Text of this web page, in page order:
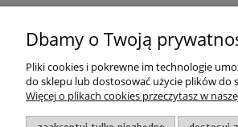
POMOC
Regulamin sklepu
Polityka prywatności
Skontaktuj się z nami
Dbamy o Twoją
Pliki cookies i pokrewne im technologie
do sklepu lub dostosować użycie plików do
Więcej o plikach cookies przeczytasz w